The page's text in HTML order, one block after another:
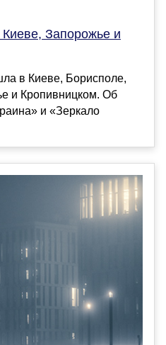
Запорожье и
в Киеве, Борисполе,
и Кропивницком. Об
и «Зеркало